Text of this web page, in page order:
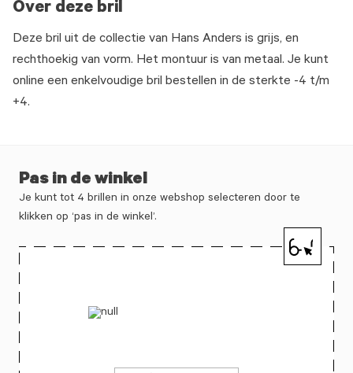
Over deze bril
Deze bril uit de collectie van Hans Anders is grijs, en
rechthoekig van vorm. Het montuur is van metaal. Je kunt
online een enkelvoudige bril bestellen in de sterkte -4 t/m
+4.
Pas in de winkel
Je kunt tot 4 brillen in onze webshop selecteren door te
klikken op ‘pas in de winkel’.